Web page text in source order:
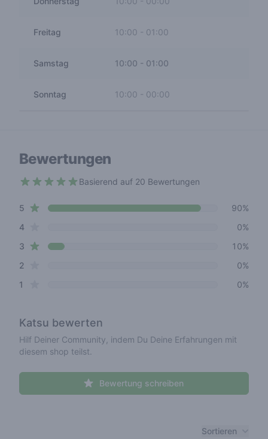
Freitag 10:00 - 01:00
Samstag 10:00 - 01:00
Sonntag 10:00 - 00:00
Bewertungen
Basierend auf 20 Bewertungen
Review data
5 star reviews
90%
4star reviews
0%
3 star reviews
10%
2
0%
1
0%
Katsu bewerten
Hilf Deiner Community, indem Du Deine Erfahrungen mit
diesem shop teilst.
Bewertung schreiben
Sortieren